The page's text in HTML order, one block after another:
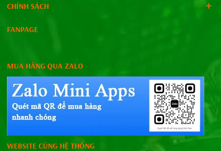
CHÍNH SÁCH
FANPAGE
MUA HÀNG QUA ZALO
WEBSITE CÙNG HỆ THỐNG